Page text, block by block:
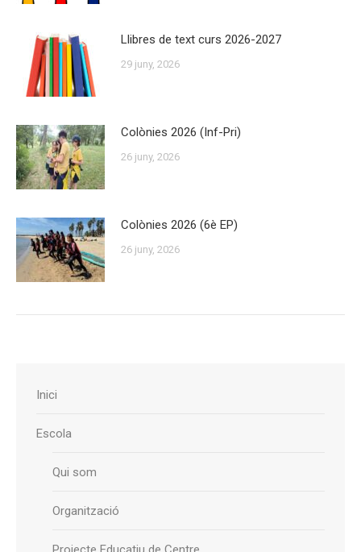
Llibres de text curs 2026-2027
29 juny, 2026
Colònies 2026 (Inf-Pri)
26 juny, 2026
Colònies 2026 (6è EP)
26 juny, 2026
Inici
Escola
Qui som
Organització